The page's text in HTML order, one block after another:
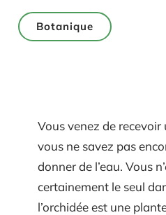
Botanique
Vous venez de recevoir
vous ne savez pas
donner de l’eau. Vous
certainement le seul
l’orchidée est une